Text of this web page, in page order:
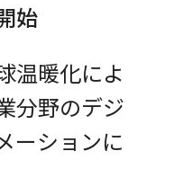
始
温暖化によ
分野のデジ
ーションに